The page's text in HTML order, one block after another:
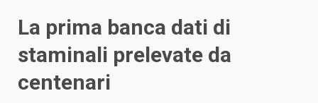
La prima banca dati di
staminali prelevate da
centenari